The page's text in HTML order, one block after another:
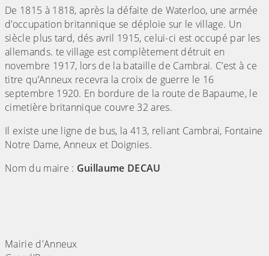
De 1815 à 1818, après la défaite de Waterloo, une armée
d’occupation britannique se déploie sur le village. Un
siècle plus tard, dés avril 1915, celui-ci est occupé par les
allemands. te village est complètement détruit en
novembre 1917, lors de la bataille de Cambrai. C’est à ce
titre qu’Anneux recevra la croix de guerre le 16
septembre 1920. En bordure de la route de Bapaume, le
cimetière britannique couvre 32 ares.
Il existe une ligne de bus, la 413, reliant Cambrai, Fontaine
Notre Dame, Anneux et Doignies.
Nom du maire : Guillaume DECAU
Mairie d'Anneux